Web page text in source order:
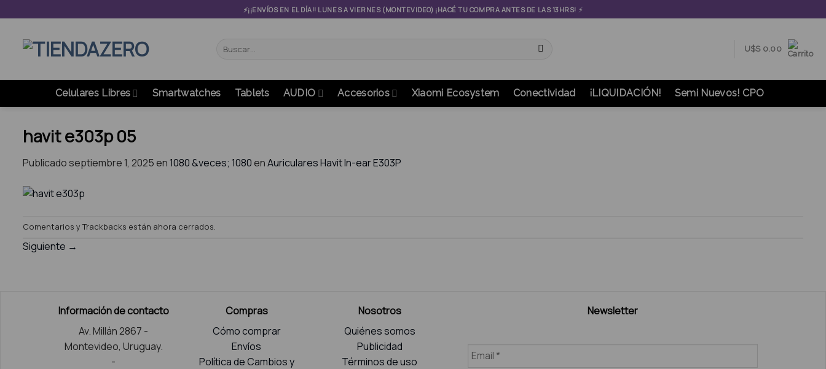
to
content
⚡¡¡ENVÍOS EN EL DÍA!! LUNES A VIERNES (MONTEVIDEO) ¡HACÉ TU COMPRA ANTES DE LAS 13HRS! ⚡
Buscar
U$S 0.00
Celulares Libres Smartwatches Tablets AUDIO Accesorios Xiaomi Ecosystem Conectividad ¡LIQUIDACIÓN! Semi Nuevos! CPO
havit e303p 05
Publicadoseptiembre 1, 2025en1080 &veces; 1080enAuriculares Havit In-ear E303P
Comentarios y Trackbacks están ahora cerrados.
Siguiente →
Información de contacto
Av. Millán 2867 -
Montevideo, Uruguay.
-
Compras
Cómo comprar
Envíos
Política de Cambios y
Nosotros
Quiénes somos
Publicidad
Términos de uso
Newsletter